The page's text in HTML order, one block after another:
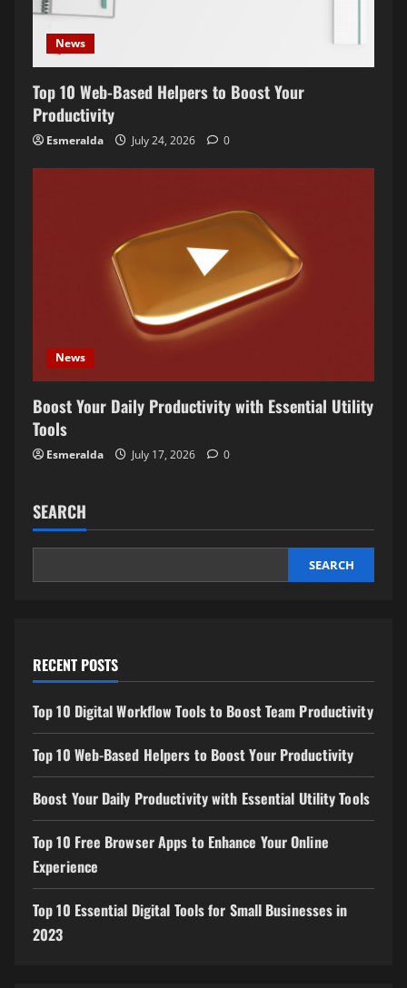
News
Top 10 Web-Based Helpers to Boost Your
Productivity
Esmeralda July 24, 2026 0
News
Boost Your Daily Productivity with Essential Utility
Tools
Esmeralda July 17, 2026 0
SEARCH
SEARCH
RECENT POSTS
Top 10 Digital Workflow Tools to Boost Team Productivity
Top 10 Web-Based Helpers to Boost Your Productivity
Boost Your Daily Productivity with Essential Utility Tools
Top 10 Free Browser Apps to Enhance Your Online
Experience
Top 10 Essential Digital Tools for Small Businesses in
2023